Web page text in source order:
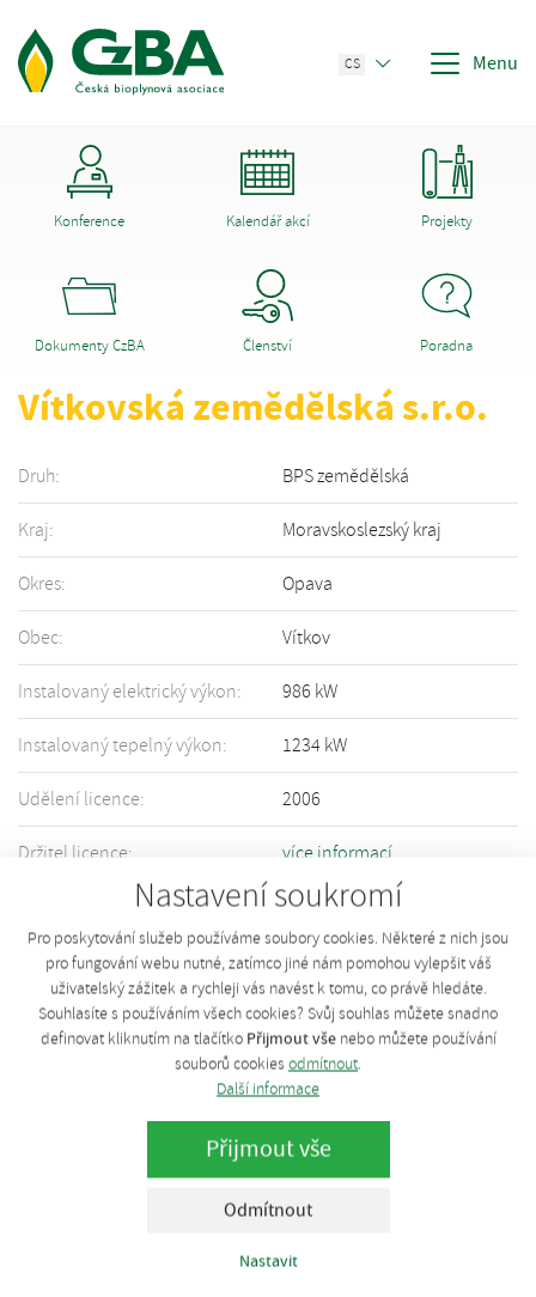
Nastavení soukromí
Pro poskytování služeb používáme soubory cookies. Některé z nich jsou
pro fungování webu nutné, zatímco jiné nám pomohou vylepšit váš
uživatelský zážitek a rychleji vás navést k tomu, co právě hledáte.
Souhlasíte s používáním všech cookies? Svůj souhlas můžete snadno
definovat kliknutím na tlačítko Přijmout všenebo můžete používání
souborů cookies odmítnout.
Další informace
Přijmout vše
Odmítnout
Nastavit
CS Menu
Konference Kalendář akcí Projekty
Dokumenty CzBA Členství Poradna
Vítkovská zemědělská s.r.o.
Druh: BPS zemědělská
Kraj: Moravskoslezský kraj
Okres: Opava
Obec: Vítkov
Instalovaný elektrický výkon: 986 kW
Instalovaný tepelný výkon: 1234 kW
Udělení licence: 2006
Držitel licence: více informací
Informace o Vašem zařízení nejsou přesné či úplné? Upravte informace
pomocí tohotoformuláře